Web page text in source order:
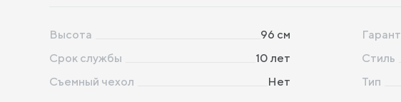
Высота 96 см
Срок службы
10 лет Стиль
Съемный чехол
Нет Тип